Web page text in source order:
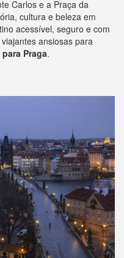
Carlos e a Praça da
cultura e beleza em
acessível, seguro e com
ansiosas para
Praga.